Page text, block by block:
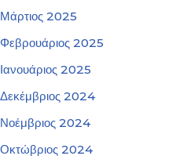
Μάρτιος 2025
Φεβρουάριος 2025
Ιανουάριος 2025
Δεκέμβριος 2024
Νοέμβριος 2024
Οκτώβριος 2024